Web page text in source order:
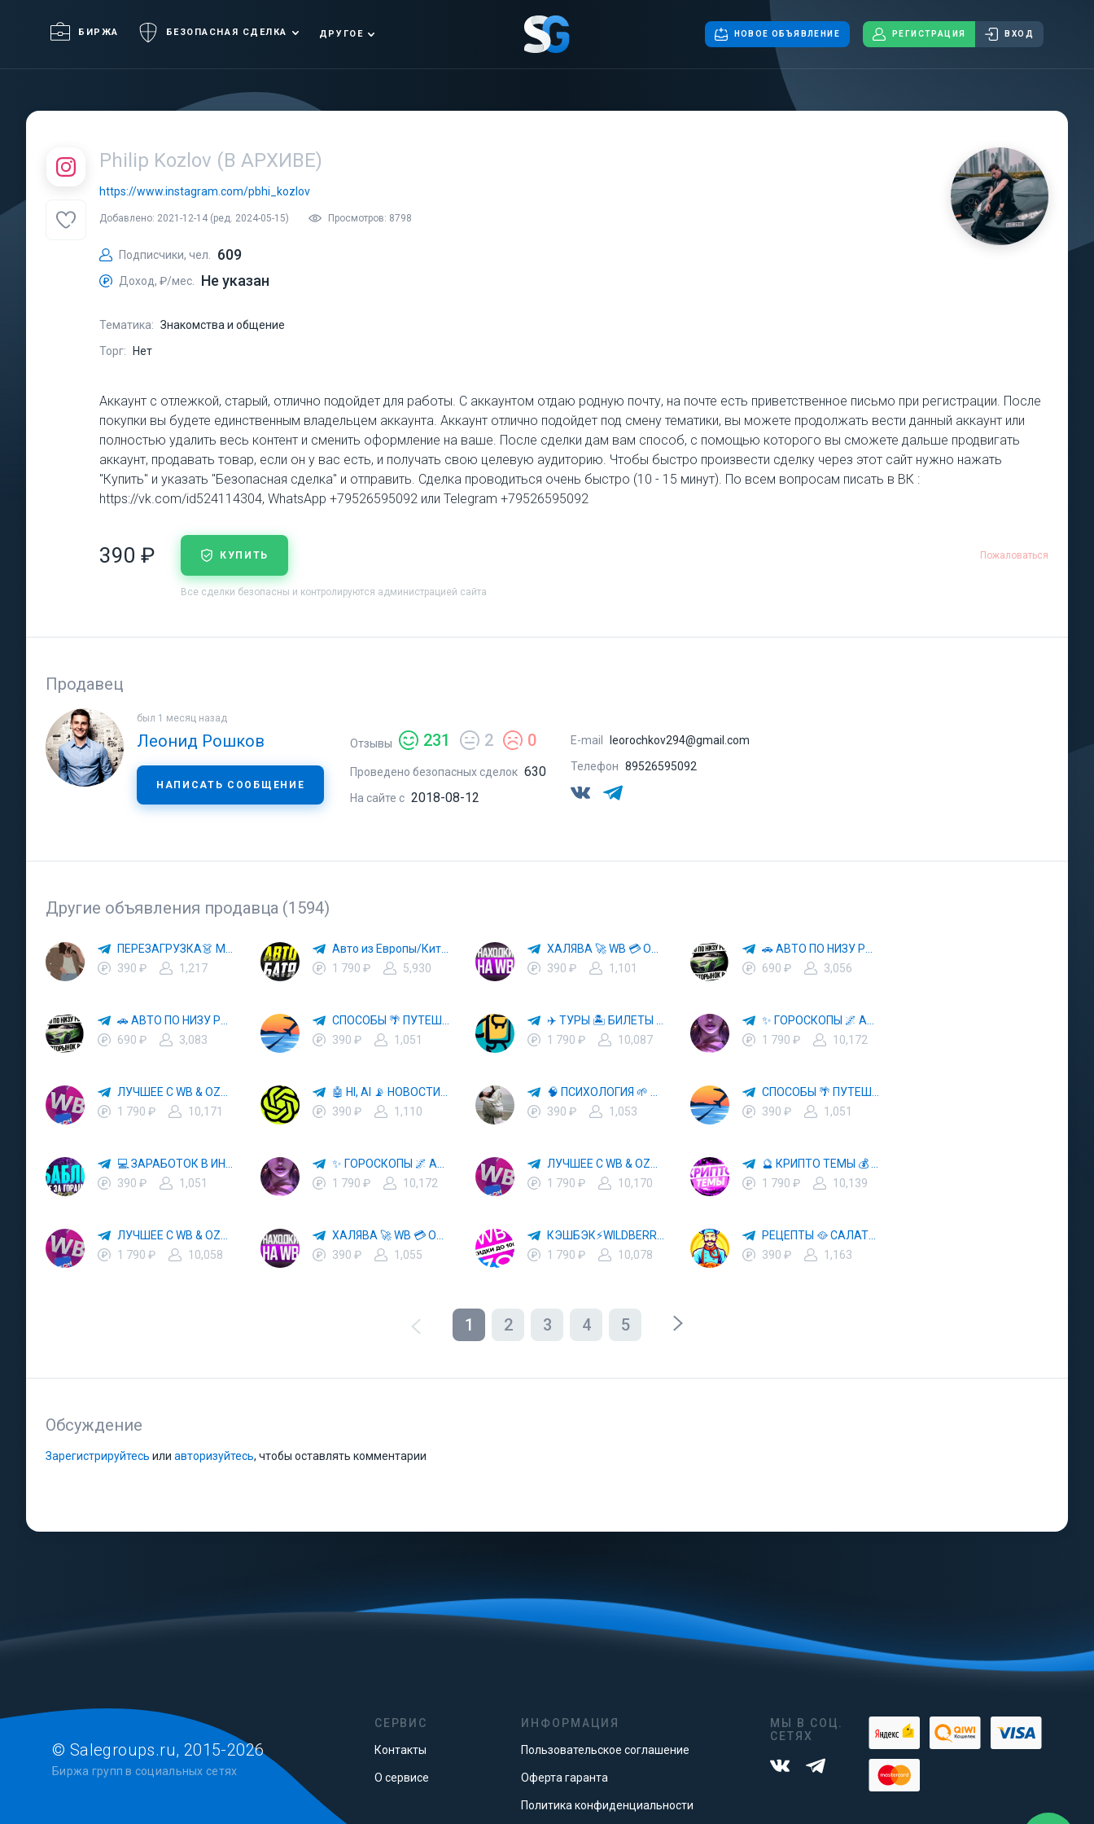
БИРЖА БЕЗОПАСНАЯ СДЕЛКА ДРУГОЕ НОВОЕ ОБЪЯВЛЕНИЕ РЕГИСТРАЦИЯ ВХОД
Philip Kozlov (В АРХИВЕ)
https://www.instagram.com/pbhi_kozlov
Добавлено: 2021-12-14 (ред. 2024-05-15) Просмотров: 8798
Подписчики, чел. 609
Доход, ₽/мес. Не указан
Тематика: Знакомства и общение
Торг:
Нет
Аккаунт с отлежкой, старый, отлично подойдет для работы. С аккаунтом отдаю родную почту, на почте есть приветственное письмо при регистрации. После
покупки вы будете единственным владельцем аккаунта. Аккаунт отлично подойдет под смену тематики, вы можете продолжать вести данный аккаунт или
полностью удалить весь контент и сменить оформление на ваше. После сделки дам вам способ, с помощью которого вы сможете дальше продвигать
аккаунт, продавать товар, если он у вас есть, и получать свою целевую аудиторию. Чтобы быстро произвести сделку через этот сайт нужно нажать
"Купить" и указать "Безопасная сделка" и отправить. Сделка проводиться очень быстро (10 - 15 минут). По всем вопросам писать в ВК :
https://vk.com/id524114304, WhatsApp +79526595092 или Telegram +79526595092
390 ₽ КУПИТЬ
Все сделки безопасны и контролируются администрацией сайта
Пожаловаться
Продавец
был 1 месяц назад
Леонид Рошков
НАПИСАТЬ СООБЩЕНИЕ
Отзывы 231 2 0
Проведено безопасных сделок 630
На сайте с 2018-08-12
E-mail
leorochkov294@gmail.com
Телефон 89526595092
Другие объявления продавца (1594)
390 ₽
1,217
1 790 ₽
5,930
390 ₽
1,101
690 ₽
3,056
690 ₽
3,083
390 ₽
1,051
1 790 ₽
10,087
1 790 ₽
10,172
1 790 ₽
10,171
390 ₽
1,110
390 ₽
1,053
390 ₽
1,051
390 ₽
1,051
1 790 ₽
10,172
1 790 ₽
10,170
1 790 ₽
10,139
1 790 ₽
10,058
390 ₽
1,055
1 790 ₽
10,078
390 ₽
1,163
1 2 3 4 5
Обсуждение
Зарегистрируйтесь или авторизуйтесь, чтобы оставлять комментарии
СЕРВИС
Контакты
О сервисе
ИНФОРМАЦИЯ
Пользовательское соглашение
Оферта гаранта
Политика конфиденциальности
МЫ В СОЦ.
СЕТЯХ
© Salegroups.ru, 2015-2026
Биржа групп в социальных сетях